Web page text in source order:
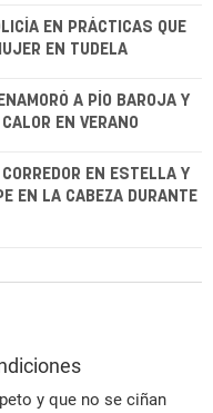
EN PRÁCTICAS QUE
EN TUDELA
A PÍO BAROJA Y
EN VERANO
EN ESTELLA Y
EN LA CABEZA DURANTE
y que no se ciñan